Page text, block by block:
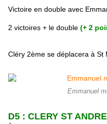
Victoire en double avec
2 victoires + le double (+ 2
Cléry 2ème se déplacera à St
Emmanuel
D5 : CLERY ST